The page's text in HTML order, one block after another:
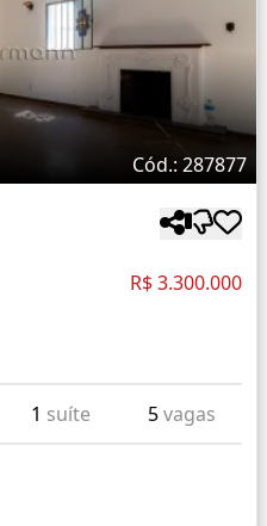
Cód.: 287877
R$ 3.300.000
1 suíte 5vagas